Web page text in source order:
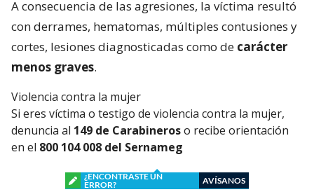
A consecuencia de las agresiones, la víctima resultó
con derrames, hematomas, múltiples contusiones y
cortes, lesiones diagnosticadas como de carácter
menos graves.
Violencia contra la mujer
Si eres víctima o testigo de violencia contra la mujer,
denuncia al 149 de Carabineroso recibe orientación
en el 800 104 008 del Sernameg
¿ENCONTRASTE UN
ERROR?
AVÍSANOS